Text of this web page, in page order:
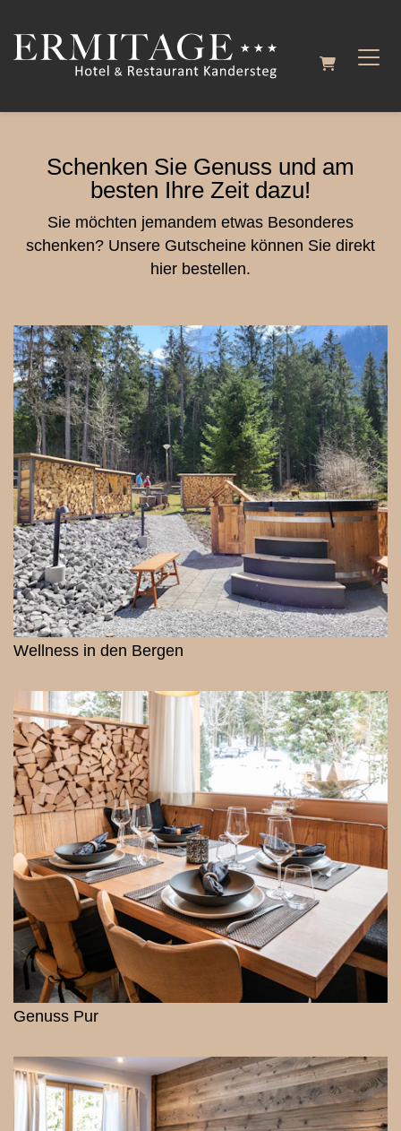
Warenkorb
Schenken Sie Genuss und am
besten Ihre Zeit dazu!
Sie möchten jemandem etwas Besonderes
schenken? Unsere Gutscheine können Sie direkt
hier bestellen.
Wellness in den Bergen
Genuss Pur